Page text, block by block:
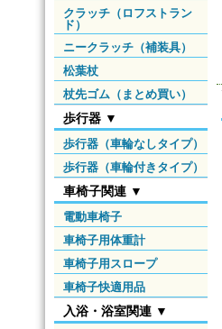
クラッチ（ロフストラン
ド）
ニークラッチ（補装具）
松葉杖
杖先ゴム（まとめ買い）
歩行器 ▼
歩行器（車輪なしタイプ）
歩行器（車輪付きタイプ）
車椅子関連 ▼
電動車椅子
車椅子用体重計
車椅子用スロープ
車椅子快適用品
入浴・浴室関連 ▼